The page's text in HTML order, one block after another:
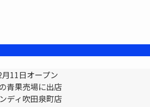
11日オープン
青果売場に出店
ディ吹田泉町店